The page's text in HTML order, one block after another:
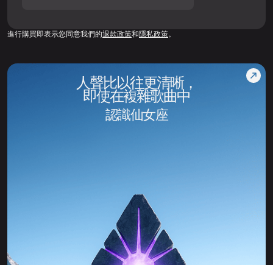
進行購買即表示您同意我們的退款政策和隱私政策。
人聲比以往更清晰，
即使在複雜歌曲中
認識仙女座